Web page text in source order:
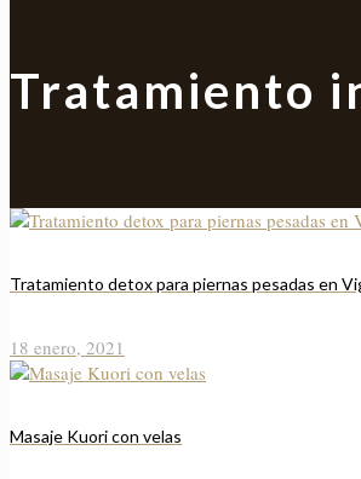
Tratamiento
Tratamiento detox para piernas pesadas en
18 enero, 2021
Masaje Kuori con velas